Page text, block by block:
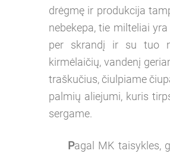
drėgmę ir produkcija
nebekepa, tie milteliai
per skrandį ir su tuo
kirmėlaičių, vandenį
traškučius, čiulpiame
palmių aliejumi, kuris
sergame.
Pagal MK taisykles,